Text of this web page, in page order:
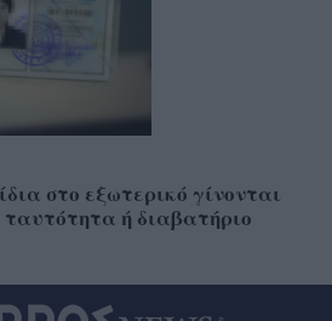
στο εξωτερικό γίνονται
ή διαβατήριο